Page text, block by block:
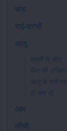
चना
राई-सरसों
आलू
सरसों के कीट
चेंपा की अधिकता
आलू के पत्तों पर
हो जाए तो
आम
लीची